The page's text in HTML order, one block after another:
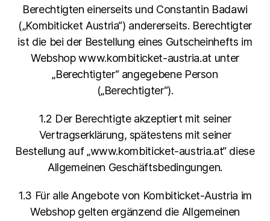
Berechtigten einerseits und Constantin Badawi
(„Kombiticket Austria“) andererseits. Berechtigter
ist die bei der Bestellung eines Gutscheinhefts im
Webshop www.kombiticket-austria.at unter
„Berechtigter“ angegebene Person
(„Berechtigter“).
1.2 Der Berechtigte akzeptiert mit seiner
Vertragserklärung, spätestens mit seiner
Bestellung auf „www.kombiticket-austria.at“ diese
Allgemeinen Geschäftsbedingungen.
1.3 Für alle Angebote von Kombiticket-Austria im
Webshop gelten ergänzend die Allgemeinen